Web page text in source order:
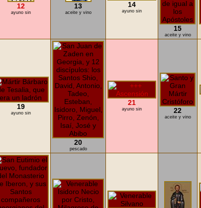
12
ayuno sin
13
aceite y vino
14
ayuno sin
15
aceite y vino
19
ayuno sin
20
pescado
21
ayuno sin 22
aceite y vino